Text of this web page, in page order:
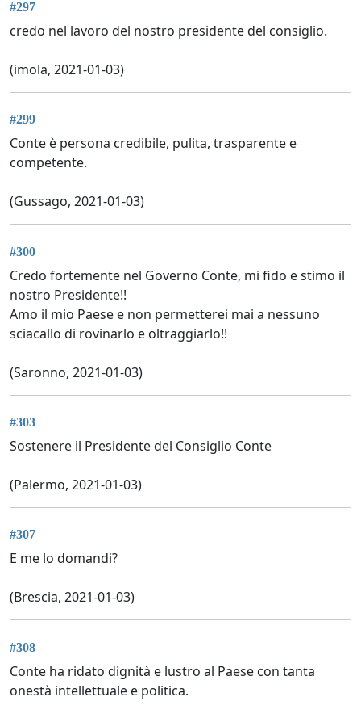
#297
credo nel lavoro del nostro presidente del consiglio.
(imola, 2021-01-03)
#299
Conte è persona credibile, pulita, trasparente e
competente.
(Gussago, 2021-01-03)
#300
Credo fortemente nel Governo Conte, mi fido e stimo il
nostro Presidente!!
Amo il mio Paese e non permetterei mai a nessuno
sciacallo di rovinarlo e oltraggiarlo!!
(Saronno, 2021-01-03)
#303
Sostenere il Presidente del Consiglio Conte
(Palermo, 2021-01-03)
#307
E me lo domandi?
(Brescia, 2021-01-03)
#308
Conte ha ridato dignità e lustro al Paese con tanta
onestà intellettuale e politica.